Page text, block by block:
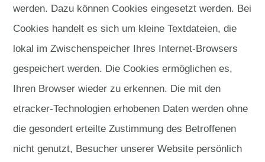
werden. Dazu können Cookies eingesetzt werden. Bei
Cookies handelt es sich um kleine Textdateien, die
lokal im Zwischenspeicher Ihres Internet-Browsers
gespeichert werden. Die Cookies ermöglichen es,
Ihren Browser wieder zu erkennen. Die mit den
etracker-Technologien erhobenen Daten werden ohne
die gesondert erteilte Zustimmung des Betroffenen
nicht genutzt, Besucher unserer Website persönlich